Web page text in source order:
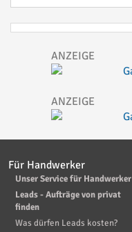
Für Handwerker
Unser Service für Handwerker
Leads - Aufträge von privat
finden
Was dürfen Leads kosten?